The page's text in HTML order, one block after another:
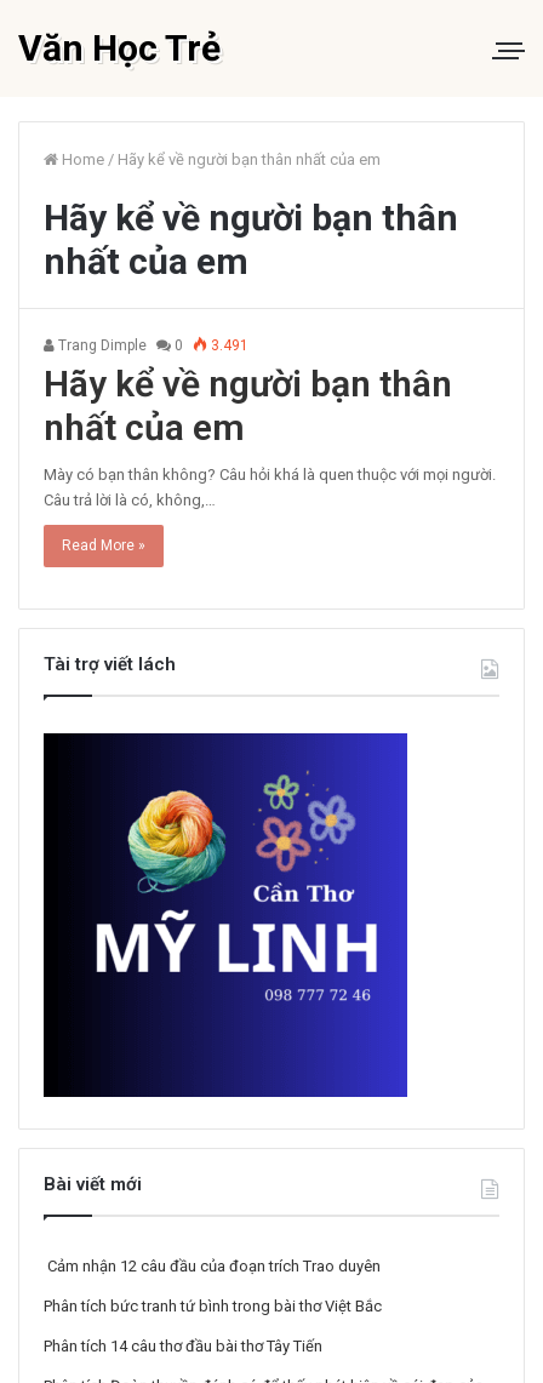
Văn Học Trẻ
Home / Hãy kể về người bạn thân nhất của em
Hãy kể về người bạn thân
nhất của em
Trang Dimple 0 3.491
Hãy kể về người bạn thân
nhất của em
Mày có bạn thân không? Câu hỏi khá là quen thuộc với mọi người.
Câu trả lời là có, không,…
Read More »
Tài trợ viết lách
Bài viết mới
Cảm nhận 12 câu đầu của đoạn trích Trao duyên
Phân tích bức tranh tứ bình trong bài thơ Việt Bắc
Phân tích 14 câu thơ đầu bài thơ Tây Tiến